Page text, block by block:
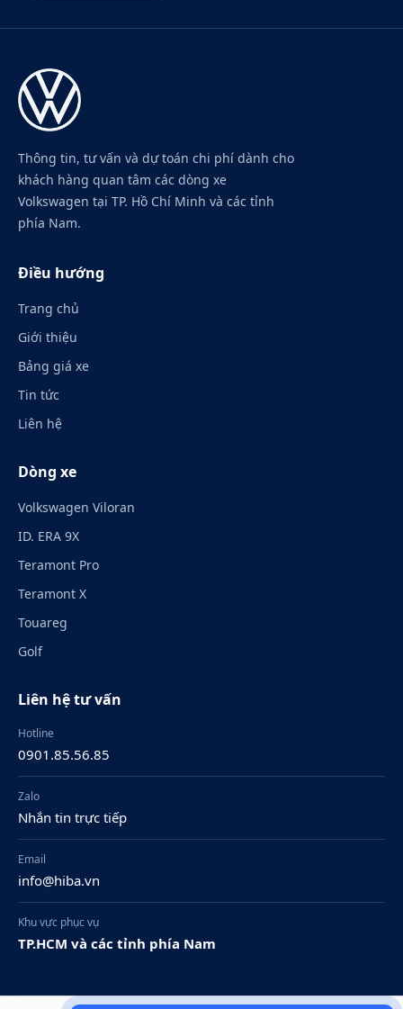
Thông tin, tư vấn và dự toán chi phí dành cho
khách hàng quan tâm các dòng xe
Volkswagen tại TP. Hồ Chí Minh và các tỉnh
phía Nam.
Điều hướng
Trang chủ
Giới thiệu
Bảng giá xe
Tin tức
Liên hệ
Dòng xe
Volkswagen Viloran
ID. ERA 9X
Teramont Pro
Teramont X
Touareg
Golf
Liên hệ tư vấn
Hotline
0901.85.56.85
Zalo
Nhắn tin trực tiếp
Email
info@hiba.vn
Khu vực phục vụ
TP.HCM và các tỉnh phía Nam